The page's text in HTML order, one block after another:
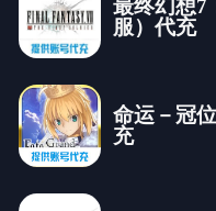
最终幻想7
服）代充
命运－冠
充